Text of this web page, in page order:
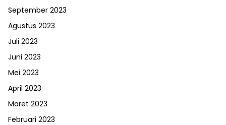
September 2023
Agustus 2023
Juli 2023
Juni 2023
Mei 2023
April 2023
Maret 2023
Februari 2023